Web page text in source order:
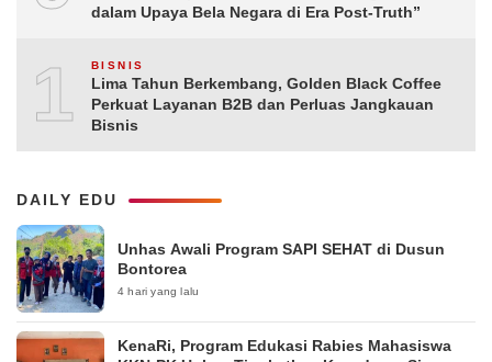
dalam Upaya Bela Negara di Era Post-Truth”
10BISNIS
Lima Tahun Berkembang, Golden Black Coffee
Perkuat Layanan B2B dan Perluas Jangkauan
Bisnis
DAILY EDU
Unhas Awali Program SAPI SEHAT di Dusun
Bontorea
4 hari yang lalu
KenaRi, Program Edukasi Rabies Mahasiswa